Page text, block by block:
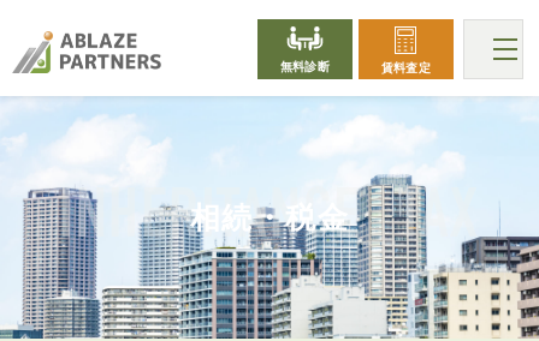
無料診断 賃料査定
INHERITANCE_TAX
相続・税金